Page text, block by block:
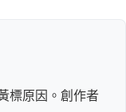
標原因。創作者